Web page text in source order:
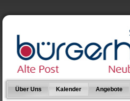
Über Uns Kalender Angebote